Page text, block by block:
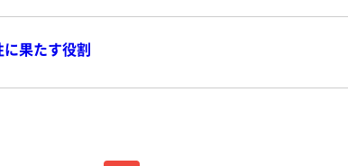
果たす役割